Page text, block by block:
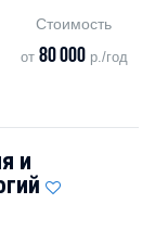
Стоимость
от 80 000р./год
и